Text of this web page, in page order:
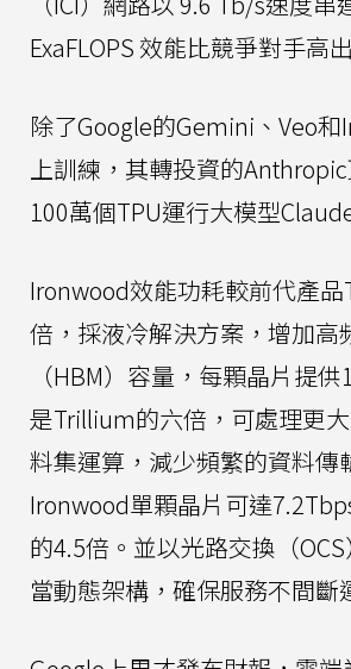
ExaFLOPS 效能比競爭對手高
除了Google的Gemini、Veo和
上訓練，其轉投資的
100萬個TPU運行大模型
Ironwood效能功耗較前代產
倍，採液冷解決方案，增加高
（HBM）容量，每顆晶片提供
是Trillium的六倍，可處理更
料集運算，減少頻繁的資料傳
Ironwood單顆晶片可達
的4.5倍。並以光路交換（
當動態架構，確保服務不間斷